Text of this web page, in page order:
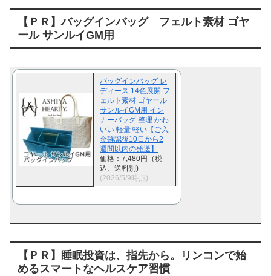
【ＰＲ】バッグインバッグ フェルト素材 ゴヤ
ール サンルイGM用
バッグインバッグ レ
ディース 14色展開 フ
ェルト素材 ゴヤール
サンルイGM用 イン
ナーバッグ 整理 かわ
いい 軽量 軽い【ご入
金確認後10日から2
週間以内の発送】
価格：7,480円（税
込、送料別)
(2026/5/9時点)
【ＰＲ】睡眠投資は、指先から。リンコンで始
めるスマートなヘルスケア習慣